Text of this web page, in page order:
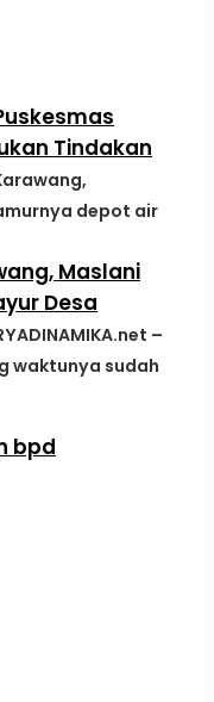
Tindakan
depot air
Maslani
Desa
–
waktunya sudah
bpd